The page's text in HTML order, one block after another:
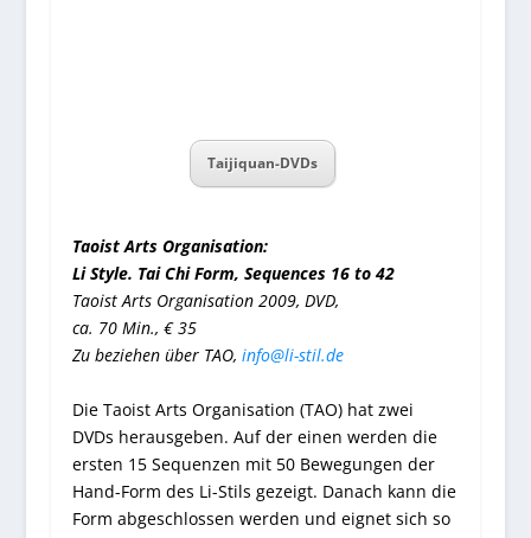
Taijiquan-DVDs
Taoist Arts Organisation:
Li Style. Tai Chi Form, Sequences 16 to 42
Taoist Arts Organisation 2009, DVD,
ca. 70 Min., € 35
Zu beziehen über TAO, info@li-stil.de
Die Taoist Arts Organisation (TAO) hat zwei
DVDs herausgeben. Auf der einen werden die
ersten 15 Sequenzen mit 50 Bewegungen der
Hand-Form des Li-Stils gezeigt. Danach kann die
Form abgeschlossen werden und eignet sich so